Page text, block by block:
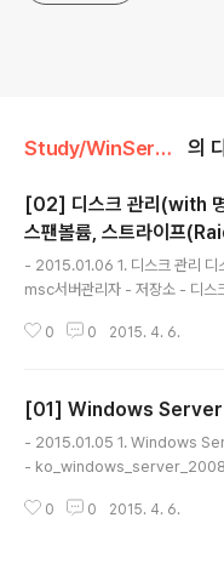
Study/WinServer 의
[02] 디스크 관리(with
스팬볼륨, 스트라이프
- 2015.01.06 1. 디스크 관리
msc서버관리자 - 저장소 - 디스
의 일부확장파티션 : 논리드라이
T : 무제한(Windows는 128개)
VMware 에서 하드디스크 추가
- 새 단순볼륨 - MBR할당단위크
0 0 2015. 4. 6.
[01] Windows Server
- 2015.01.05 1. Windows
-
Address :
0 0 2015. 4. 6.